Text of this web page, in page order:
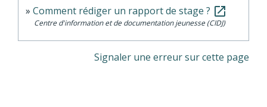
Comment rédiger un rapport de stage ? open_in_new
Centre d'information et de documentation jeunesse (CIDJ)
Signaler une erreur sur cette page